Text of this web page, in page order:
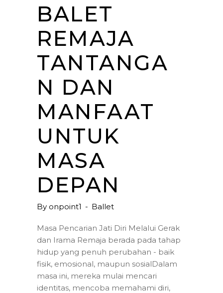
BALET
REMAJA
TANTANGA
N DAN
MANFAAT
UNTUK
MASA
DEPAN
By onpoint1 Ballet
Masa Pencarian Jati Diri Melalui Gerak
dan Irama Remaja berada pada tahap
hidup yang penuh perubahan - baik
fisik, emosional, maupun sosialDalam
masa ini, mereka mulai mencari
identitas, mencoba memahami diri,